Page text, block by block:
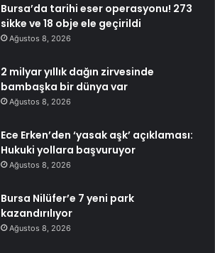
Bursa’da tarihi eser operasyonu! 273
sikke ve 18 obje ele geçirildi
Ağustos 8, 2026
2 milyar yıllık dağın zirvesinde
bambaşka bir dünya var
Ağustos 8, 2026
Ece Erken’den ‘yasak aşk’ açıklaması:
Hukuki yollara başvuruyor
Ağustos 8, 2026
Bursa Nilüfer’e 7 yeni park
kazandırılıyor
Ağustos 8, 2026